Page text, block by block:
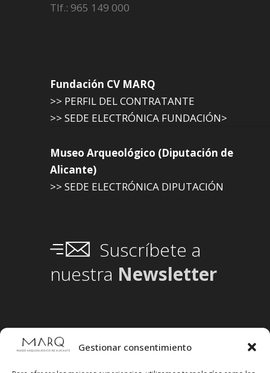
Gestionar consentimiento
Tlf.: 965 149 000
Fundación CV MARQ
>> PERFIL DEL CONTRATANTE
>> SEDE ELECTRÓNICA FUNDACIÓN>
Museo Arqueológico (Diputación de
Alicante)
>> SEDE ELECTRÓNICA DIPUTACIÓN
Suscríbete a
nuestra Newsletter